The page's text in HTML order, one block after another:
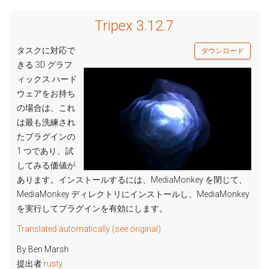
Tripex 3.12.7
ダウンロード
タスクに対応で
きる 3D グラフ
ィックス ハード
ウェアをお持ち
の場合は、これ
は最も洗練され
たプラグインの
1 つであり、試
してみる価値が
あります。インストールするには、MediaMonkey を閉じて、
MediaMonkey ディレクトリにインストールし、MediaMonkey
を実行してプラグインを有効にします。
Translated automatically (see original)
By Ben Marsh
提出者 rusty